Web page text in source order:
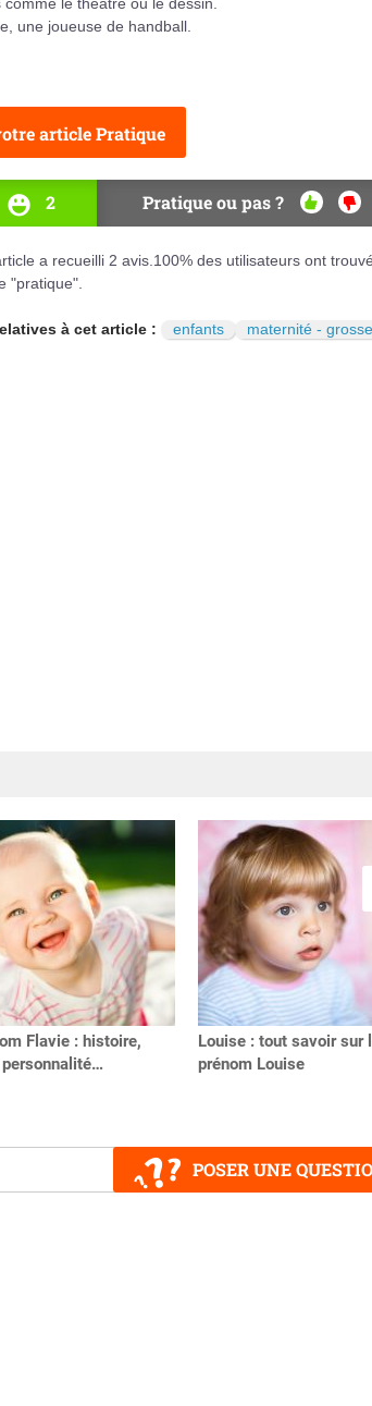
une joueuse de handball.
article Pratique
2 Pratique ou pas ?
OUI NON
a recueilli 2 avis. 100% des utilisateurs ont
"pratique".
à cet article : enfants maternité -
Flavie : histoire,
Louise : tout savoir sur
prénom Louise
POSER UNE